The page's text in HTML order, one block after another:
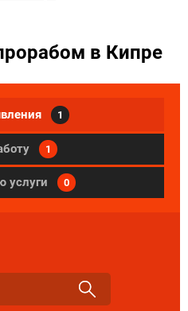
в Кипре
1
1
услуги 0